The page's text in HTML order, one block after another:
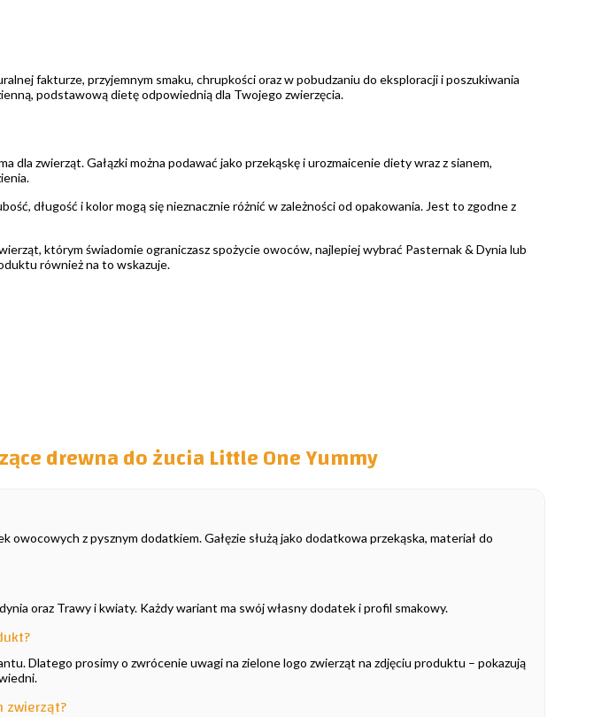
fakturze, przyjemnym smaku, chrupkości oraz w pobudzaniu do eksploracji i poszukiwania
podstawową dietę odpowiednią dla Twojego zwierzęcia.
dla zwierząt. Gałązki można podawać jako przekąskę i urozmaicenie diety wraz z sianem,
długość i kolor mogą się nieznacznie różnić w zależności od opakowania. Jest to zgodne z
którym świadomie ograniczasz spożycie owoców, najlepiej wybrać Pasternak & Dynia lub
również na to wskazuje.
drewna do żucia Little One Yummy
owocowych z pysznym dodatkiem. Gałęzie służą jako dodatkowa przekąska, materiał do
oraz Trawy i kwiaty. Każdy wariant ma swój własny dodatek i profil smakowy.
Dlatego prosimy o zwrócenie uwagi na zielone logo zwierząt na zdjęciu produktu – pokazują
zwierząt?